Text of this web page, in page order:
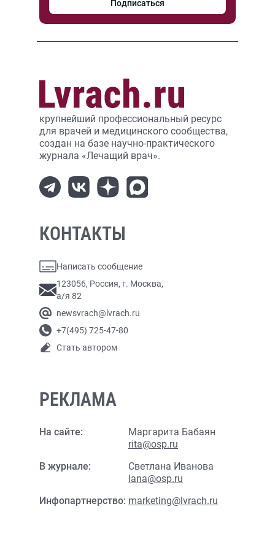
Подписаться
крупнейший профессиональный ресурс
для врачей и медицинского сообщества,
создан на базе научно-практического
журнала «Лечащий врач».
КОНТАКТЫ
Написать сообщение
123056, Россия, г. Москва,
а/я 82
newsvrach@lvrach.ru
+7(495) 725-47-80
Стать автором
РЕКЛАМА
На сайте:
Маргарита Бабаян
rita@osp.ru
В журнале:
Светлана Иванова
lana@osp.ru
Инфопартнерство: marketing@lvrach.ru